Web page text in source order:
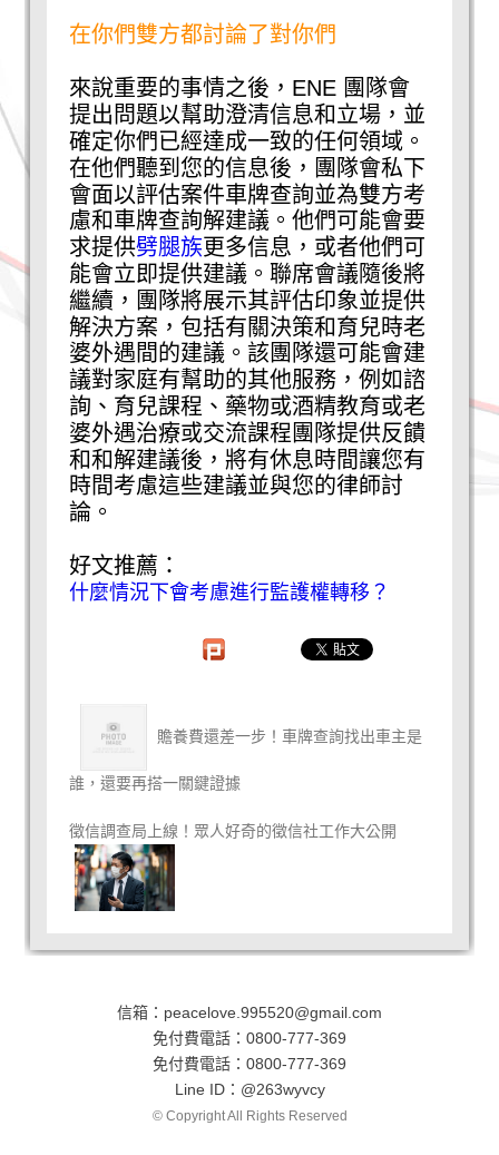
在你們雙方都討論了對你們
來說重要的事情之後，ENE 團隊會
提出問題以幫助澄清信息和立場，並
確定你們已經達成一致的任何領域。
在他們聽到您的信息後，團隊會私下
會面以評估案件車牌查詢並為雙方考
慮和車牌查詢解建議。他們可能會要
求提供劈腿族更多信息，或者他們可
能會立即提供建議。聯席會議隨後將
繼續，團隊將展示其評估印象並提供
解決方案，包括有關決策和育兒時老
婆外遇間的建議。該團隊還可能會建
議對家庭有幫助的其他服務，例如諮
詢、育兒課程、藥物或酒精教育或老
婆外遇治療或交流課程團隊提供反饋
和和解建議後，將有休息時間讓您有
時間考慮這些建議並與您的律師討
論。
好文推薦：
什麼情況下會考慮進行監護權轉移？
贍養費還差一步！車牌查詢找出車主是
誰，還要再搭一關鍵證據
徵信調查局上線！眾人好奇的徵信社工作大公開
信箱： peacelove.995520@gmail.com
免付費電話： 0800-777-369
免付費電話： 0800-777-369
Line ID： @263wyvcy
© Copyright All Rights Reserved